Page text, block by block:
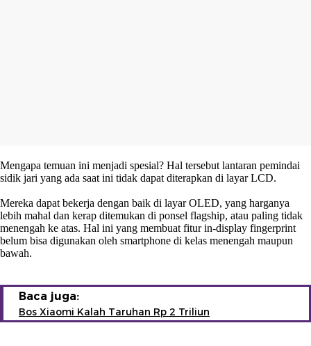
Mengapa temuan ini menjadi spesial? Hal tersebut lantaran pemindai
sidik jari yang ada saat ini tidak dapat diterapkan di layar LCD.
Mereka dapat bekerja dengan baik di layar OLED, yang harganya
lebih mahal dan kerap ditemukan di ponsel flagship, atau paling tidak
menengah ke atas. Hal ini yang membuat fitur in-display fingerprint
belum bisa digunakan oleh smartphone di kelas menengah maupun
bawah.
Baca juga:
Bos Xiaomi Kalah Taruhan Rp 2 Triliun